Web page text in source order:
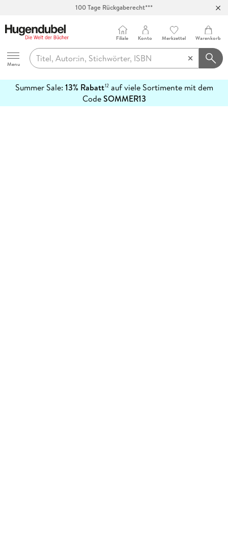
100 Tage Rückgaberecht***
Hugendubel
Menu
Filiale Konto Merkzettel Warenkorb
Summer Sale: 13% Rabatt12auf viele Sortimente mit dem
CodeSOMMER13
erfahren